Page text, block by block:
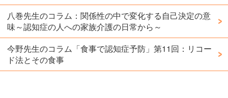
八巻先生のコラム：関係性の中で変化する自己決定の意
味～認知症の人への家族介護の日常から～
今野先生のコラム「食事で認知症予防」第11回：リコー
ド法とその食事